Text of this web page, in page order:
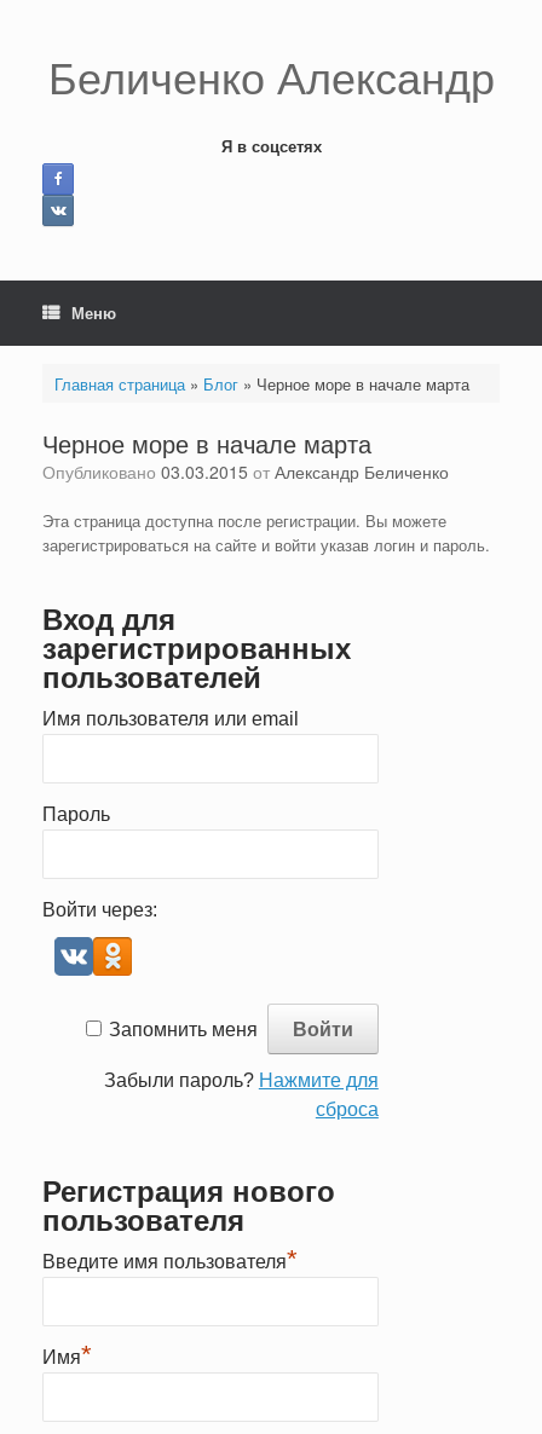
Беличенко Александр
Я в соцсетях
Меню
Главная страница» Блог» Черное море в начале марта
Черное море в начале марта
Опубликовано 03.03.2015 от Александр Беличенко
Эта страница доступна после регистрации. Вы можете
зарегистрироваться на сайте и войти указав логин и пароль.
Вход для
зарегистрированных
пользователей
Имя пользователя или email
Пароль
Войти через:
Запомнить меня
Забыли пароль? Нажмите для
сброса
Регистрация нового
пользователя
Введите имя пользователя*
Имя*